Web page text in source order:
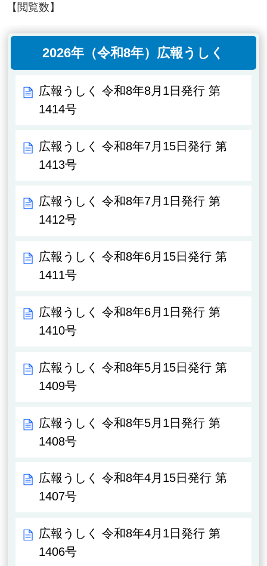
【閲覧数】
2026年（令和8年）広報うしく
広報うしく 令和8年8月1日発行 第
1414号
広報うしく 令和8年7月15日発行 第
1413号
広報うしく 令和8年7月1日発行 第
1412号
広報うしく 令和8年6月15日発行 第
1411号
広報うしく 令和8年6月1日発行 第
1410号
広報うしく 令和8年5月15日発行 第
1409号
広報うしく 令和8年5月1日発行 第
1408号
広報うしく 令和8年4月15日発行 第
1407号
広報うしく 令和8年4月1日発行 第
1406号